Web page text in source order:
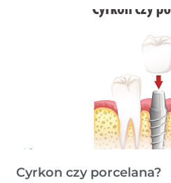
Cyrkon czy porcelana?